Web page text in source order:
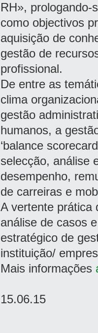
RH», prologando-
como objectivos
aquisição de
gestão de
profissional.
De entre as
clima
gestão
humanos, a
‘balance
selecção, análise
desempenho,
de carreiras e
A vertente prática
análise de casos
estratégico de
instituição/
Mais informações
15.06.15